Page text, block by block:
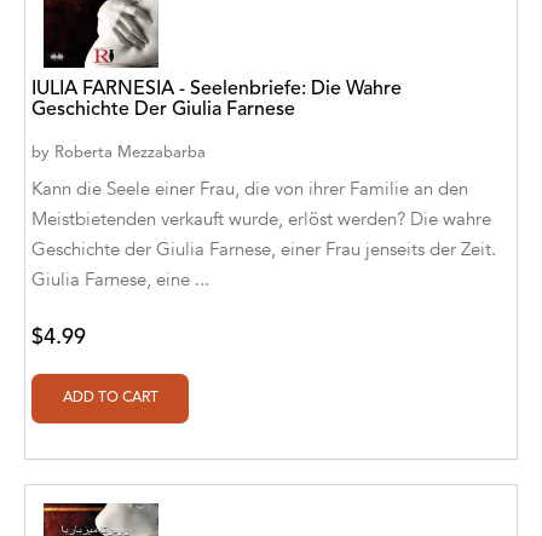
Aldivan Teixeira Torres [Author], Marlen
Kappelt [Translator]
Aldivan Teixeira Torres [Author], Nadia
Alberto Quintero Suescun [Translator]
Aldivan Teixeira Torres [Author], Raoul
Meyer [Translator]
Aldivan Teixeira Torres [Author], Simona
Leggero [Translator]
Aldivan Teixeira Torres [Author], Stéphanie
Bachelier [Translator]
Aldivan Teixeira Torres, Amr Gamal
IULIA FARNESIA - Seelenbriefe: Die Wahre
Geschichte Der Giulia Farnese
by Roberta Mezzabarba
Kann die Seele einer Frau, die von ihrer Familie an den
Meistbietenden verkauft wurde, erlöst werden? Die wahre
Geschichte der Giulia Farnese, einer Frau jenseits der Zeit.
Giulia Farnese, eine ...
$4.99